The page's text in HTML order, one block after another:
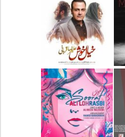
دانلود آهنگ جدید علیرضا
قربانی بنام خیال خوش